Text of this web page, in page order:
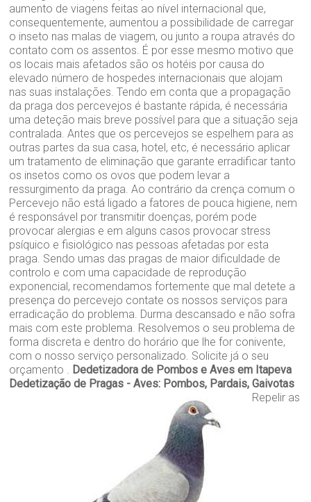
aumento de viagens feitas ao nível internacional que,
consequentemente, aumentou a possibilidade de carregar
o inseto nas malas de viagem, ou junto a roupa através do
contato com os assentos. É por esse mesmo motivo que
os locais mais afetados são os hotéis por causa do
elevado número de hospedes internacionais que alojam
nas suas instalações. Tendo em conta que a propagação
da praga dos percevejos é bastante rápida, é necessária
uma deteção mais breve possível para que a situação seja
contralada. Antes que os percevejos se espelhem para as
outras partes da sua casa, hotel, etc, é necessário aplicar
um tratamento de eliminação que garante erradificar tanto
os insetos como os ovos que podem levar a
ressurgimento da praga. Ao contrário da crença comum o
Percevejo não está ligado a fatores de pouca higiene, nem
é responsável por transmitir doenças, porém pode
provocar alergias e em alguns casos provocar stress
psíquico e fisiológico nas pessoas afetadas por esta
praga. Sendo umas das pragas de maior dificuldade de
controlo e com uma capacidade de reprodução
exponencial, recomendamos fortemente que mal detete a
presença do percevejo contate os nossos serviços para
erradicação do problema. Durma descansado e não sofra
mais com este problema. Resolvemos o seu problema de
forma discreta e dentro do horário que lhe for conivente,
com o nosso serviço personalizado. Solicite já o seu
orçamento .
Dedetizadora de Pombos e Aves em Itapeva
Dedetização de Pragas - Aves: Pombos, Pardais, Gaivotas
Repelir as